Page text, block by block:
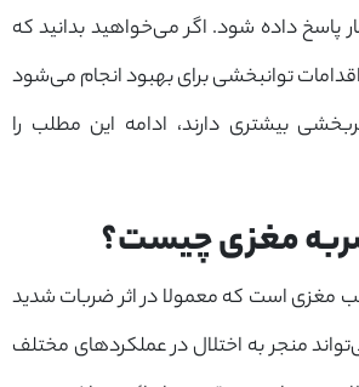
پاسخ داده شود. اگر می‌خواهید بدانید که
توانبخشی برای بهبود انجام می‌شود
بیشتری دارند، ادامه این مطلب را
مغزی چیست؟
مغزی است که معمولا در اثر ضربات شدید
منجر به اختلال در عملکردهای مختلف